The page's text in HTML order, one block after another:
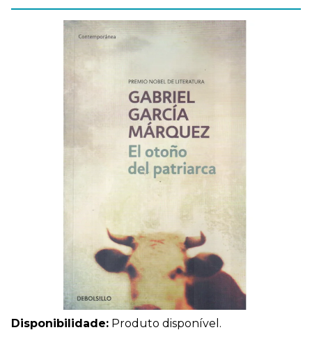
Disponibilidade: Produto disponível.